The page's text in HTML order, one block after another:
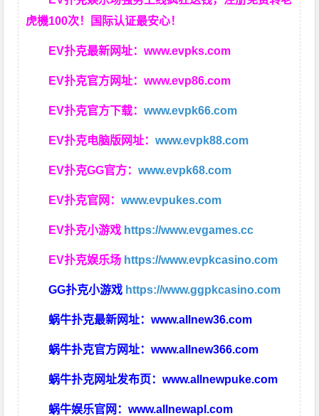
虎機100次！国际认证最安心！
EV扑克最新网址：www.evpks.com
EV扑克官方网址：www.evp86.com
EV扑克官方下载：www.evpk66.com
EV扑克电脑版网址：www.evpk88.com
EV扑克GG官方：www.evpk68.com
EV扑克官网：www.evpukes.com
EV扑克小游戏 https://www.evgames.cc
EV扑克娱乐场 https://www.evpkcasino.com
GG扑克小游戏 https://www.ggpkcasino.com
蜗牛扑克最新网址：www.allnew36.com
蜗牛扑克官方网址：www.allnew366.com
蜗牛扑克网址发布页：www.allnewpuke.com
蜗牛娱乐官网：www.allnewapl.com